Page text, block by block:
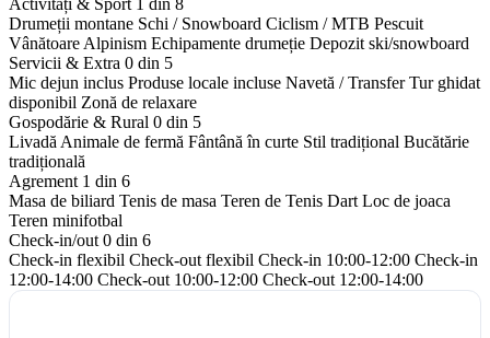
Activități & Sport 1 din 8
Drumeții montane Schi / Snowboard Ciclism / MTB Pescuit
Vânătoare Alpinism Echipamente drumeție Depozit ski/snowboard
Servicii & Extra 0 din 5
Mic dejun inclus Produse locale incluse Navetă / Transfer Tur ghidat
disponibil Zonă de relaxare
Gospodărie & Rural 0 din 5
Livadă Animale de fermă Fântână în curte Stil tradițional Bucătărie
tradițională
Agrement 1 din 6
Masa de biliard Tenis de masa Teren de Tenis Dart Loc de joaca
Teren minifotbal
Check-in/out 0 din 6
Check-in flexibil Check-out flexibil Check-in 10:00-12:00 Check-in
12:00-14:00 Check-out 10:00-12:00 Check-out 12:00-14:00